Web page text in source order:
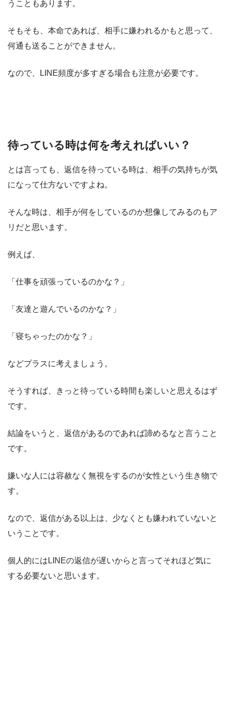
うこともあります。
そもそも、本命であれば、相手に嫌われるかもと思って、
何通も送ることができません。
なので、 LINE頻度が多すぎる場合も注意が必要です。
待っている時は何を考えればいい？
とは言っても、返信を待っている時は、相手の気持ちが気
になって仕方ないですよね。
そんな時は、相手が何をしているのか想像してみるのもア
リだと思います。
例えば、
「仕事を頑張っているのかな？」
「友達と遊んでいるのかな？」
「寝ちゃったのかな？」
などプラスに考えましょう。
そうすれば、きっと待っている時間も楽しいと思えるはず
です。
結論をいうと、 返信があるのであれば諦めるなと言うこと
です。
嫌いな人には容赦なく無視をするのが女性という生き物で
す。
なので、返信がある以上は、少なくとも嫌われていないと
いうことです。
個人的にはLINEの返信が遅いからと言ってそれほど気に
する必要ないと思います。